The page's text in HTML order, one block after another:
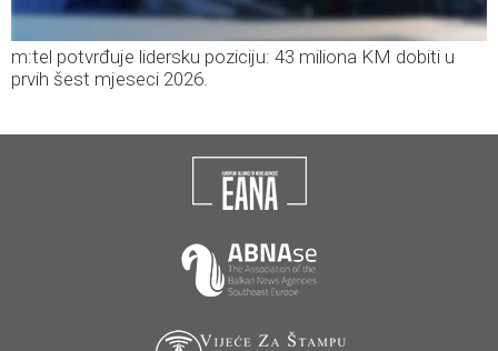
m:tel potvrđuje lidersku poziciju: 43 miliona KM dobiti u
prvih šest mjeseci 2026.